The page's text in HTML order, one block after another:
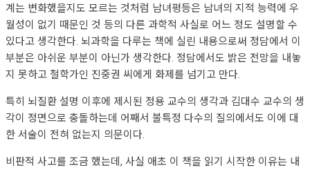
계는 변화했을지도 모르는 것처럼 남녀평등은 남녀의 지적 능력에 우
월성이 없기 때문인 것 등의 다른 과학적 사실로 어느 정도 설명할 수
있다고 생각한다. 뇌과학을 다루는 책에 실린 내용으로써 정담에서 이
부분은 아쉬운 부분이 아닌가 생각한다. 정담에서도 밝은 전망을 내놓
지 못하고 철학가인 진중권 씨에게 화제를 넘기고 만다.
특히 뇌질환 설명 이후에 제시된 정용 교수의 생각과 김대수 교수의 생
각이 정면으로 충돌하는데 어째서 불특정 다수의 질의에서도 이에 대
한 서술이 전혀 없는지 의문이다.
비판적 사고를 조금 했는데, 사실 애초 이 책을 읽기 시작한 이유는 내